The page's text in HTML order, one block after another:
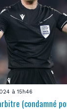
à 15h46
(condamné